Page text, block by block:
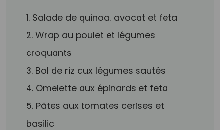
1. Salade de quinoa, avocat et feta
2. Wrap au poulet et légumes
croquants
3. Bol de riz aux légumes sautés
4. Omelette aux épinards et feta
5. Pâtes aux tomates cerises et
basilic